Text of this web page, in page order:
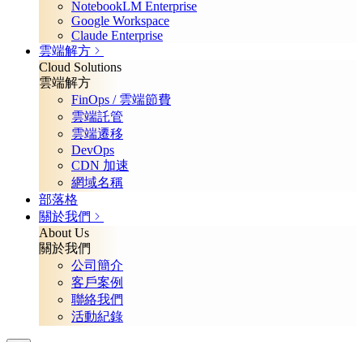
NotebookLM Enterprise
Google Workspace
Claude Enterprise
雲端解方
Cloud Solutions
雲端解方
FinOps / 雲端節費
雲端託管
雲端遷移
DevOps
CDN 加速
網域名稱
部落格
關於我們
About Us
關於我們
公司簡介
客戶案例
聯絡我們
活動紀錄